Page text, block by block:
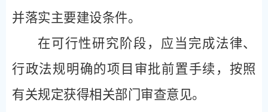
并落实主要建设条件。
在可行性研究阶段，应当完成法律、
行政法规明确的项目审批前置手续，按照
有关规定获得相关部门审查意见。